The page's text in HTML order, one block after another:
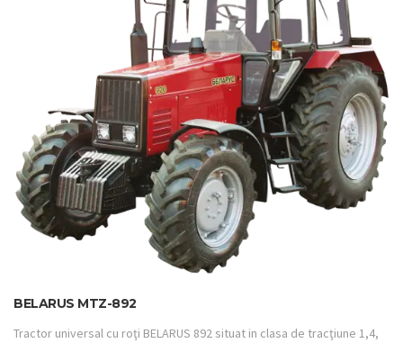
BELARUS MTZ-892
Tractor universal cu roţi BELARUS 892 situat in clasa de tracţiune 1,4,